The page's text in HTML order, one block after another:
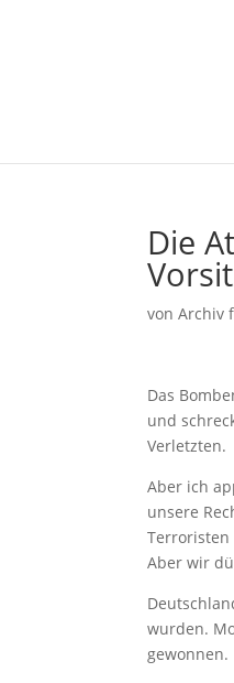
Die
vonArchiv
Das
und
Verletzten.
Aber ich
unsere
Aber wir
wurden.
gewonnen.